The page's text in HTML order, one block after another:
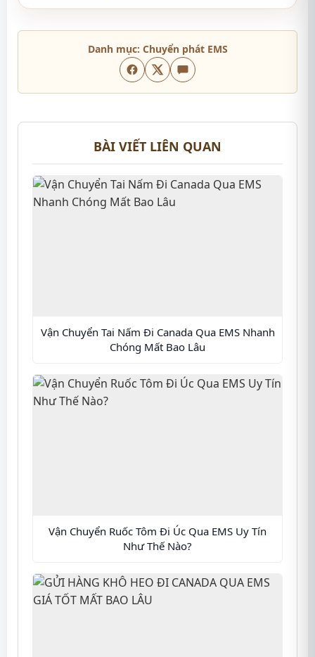
Danh mục: Chuyển phát EMS
BÀI VIẾT LIÊN QUAN
Vận Chuyển Tai Nấm Đi Canada Qua EMS Nhanh
Chóng Mất Bao Lâu
Vận Chuyển Ruốc Tôm Đi Úc Qua EMS Uy Tín
Như Thế Nào?